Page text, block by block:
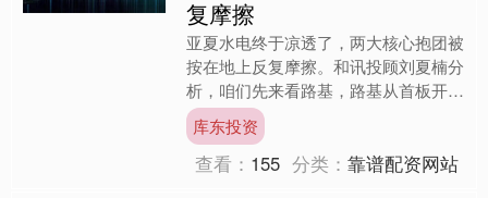
复摩擦
亚夏水电终于凉透了，两大核心抱团被
按在地上反复摩擦。和讯投顾刘夏楠分
析，咱们先来看路基，路基从首板开始
就是一个柚子主导的抱团标，总共就
14亿的流通盘，新多多一个....
库东投资
查看： 155 分类：靠谱配资网站